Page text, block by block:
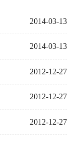
2014-03-13
2014-03-13
2012-12-27
2012-12-27
2012-12-27